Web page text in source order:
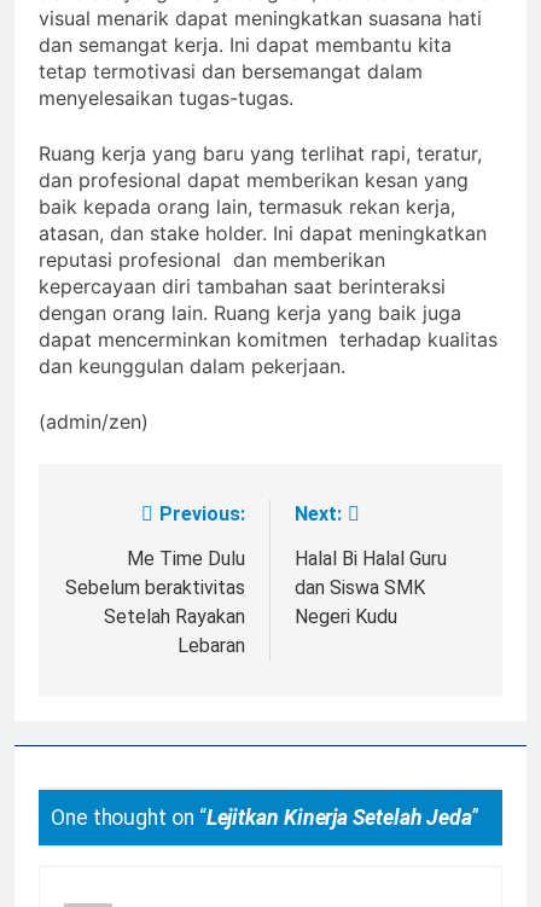
visual menarik dapat meningkatkan suasana hati
dan semangat kerja. Ini dapat membantu kita
tetap termotivasi dan bersemangat dalam
menyelesaikan tugas-tugas.
Ruang kerja yang baru yang terlihat rapi, teratur,
dan profesional dapat memberikan kesan yang
baik kepada orang lain, termasuk rekan kerja,
atasan, dan stake holder. Ini dapat meningkatkan
reputasi profesional dan memberikan
kepercayaan diri tambahan saat berinteraksi
dengan orang lain. Ruang kerja yang baik juga
dapat mencerminkan komitmen terhadap kualitas
dan keunggulan dalam pekerjaan.
(admin/zen)
navigation
Previous:
Me Time Dulu
Sebelum beraktivitas
Setelah Rayakan
Lebaran
Next:
Halal Bi Halal Guru
dan Siswa SMK
Negeri Kudu
One thought on “Lejitkan Kinerja Setelah Jeda”